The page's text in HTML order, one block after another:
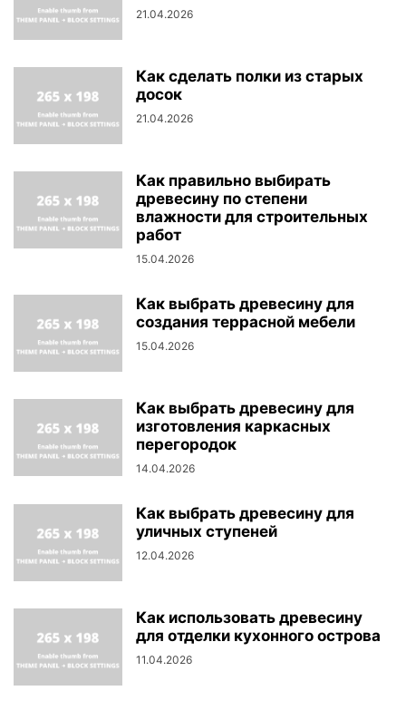
21.04.2026
Как сделать полки из старых
досок
21.04.2026
Как правильно выбирать
древесину по степени
влажности для строительных
работ
15.04.2026
Как выбрать древесину для
создания террасной мебели
15.04.2026
Как выбрать древесину для
изготовления каркасных
перегородок
14.04.2026
Как выбрать древесину для
уличных ступеней
12.04.2026
Как использовать древесину
для отделки кухонного острова
11.04.2026